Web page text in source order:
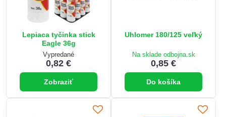
Lepiaca tyčinka stick
Eagle 36g
Vypredané
0,82 €
Zobraziť
Uhlomer 180/125 veľký
Na sklade odbojna.sk
0,85 €
Do košíka